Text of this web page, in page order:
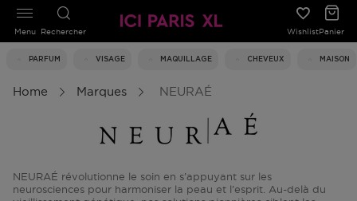
Rechercher WishlistPanier
PARFUM VISAGE MAQUILLAGE CHEVEUX MAISON
Menu
Home Marques NEURAÉ
NEURAÉ révolutionne le soin en s’appuyant sur les
neurosciences pour harmoniser la peau et l’esprit. Au-delà du